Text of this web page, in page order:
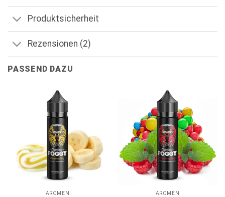
Produktsicherheit
Rezensionen (2)
PASSEND DAZU
AROMEN AROMEN